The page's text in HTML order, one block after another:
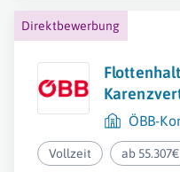
Direktbewerbung
ÖBB-
Vollzeit ab